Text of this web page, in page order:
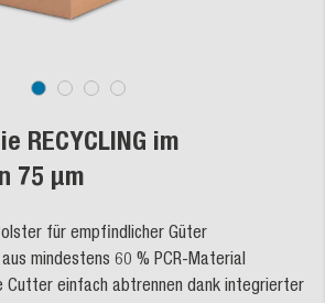
im
75 µm
für empfindlicher Güter
mindestens 60 % PCR-Material
Cutter einfach abtrennen dank integrierter